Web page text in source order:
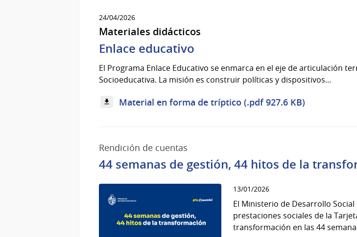
24/04/2026
Materiales didácticos
Enlace educativo
El Programa Enlace Educativo se enmarca en el eje de articulación
Socioeducativa. La misión es construir políticas y dispositivos...
Material en forma de tríptico (.pdf 927.6 KB)
Rendición de cuentas
44 semanas de gestión, 44 hitos de la
13/01/2026
El Ministerio de Desarrollo
prestaciones sociales de la
transformación en las 44